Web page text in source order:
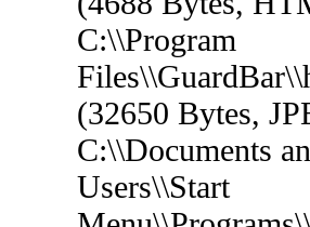
C:\\Program
(32650 Bytes,
C:\\Documents
Users\\Start